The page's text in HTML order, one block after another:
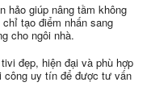
hảo giúp nâng tầm không
tạo điểm nhấn sang
cho ngôi nhà.
đẹp, hiện đại và phù hợp
công uy tín để được tư vấn